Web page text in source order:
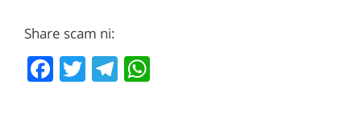
id:1104
Share scam ni:
F
a
T
w
T
el